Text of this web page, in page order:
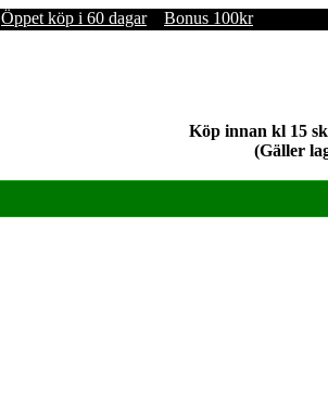
Öppet köp i 60 dagar Bonus 100kr
Köp innan kl 15
(Gäller